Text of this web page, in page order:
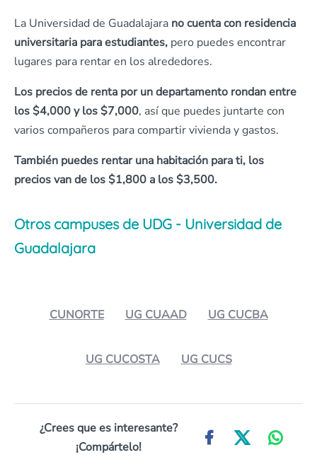
La Universidad de Guadalajara no cuenta con residencia
universitaria para estudiantes, pero puedes encontrar
lugares para rentar en los alrededores.
Los precios de renta por un departamento rondan entre
los $4,000 y los $7,000, así que puedes juntarte con
varios compañeros para compartir vivienda y gastos.
También puedes rentar una habitación para ti, los
precios van de los $1,800 a los $3,500.
Otros campuses de UDG - Universidad de
Guadalajara
CUNORTE UG CUAAD UG CUCBA
UG CUCOSTA UG CUCS
¿Crees que es interesante?
¡Compártelo!